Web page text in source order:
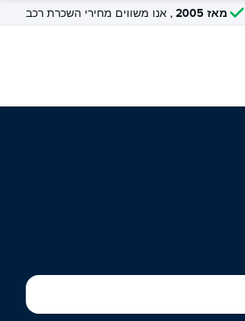
מאז 2005 , אנו משווים מחירי השכרת רכב